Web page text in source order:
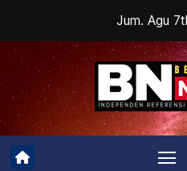
content
Jum. Agu